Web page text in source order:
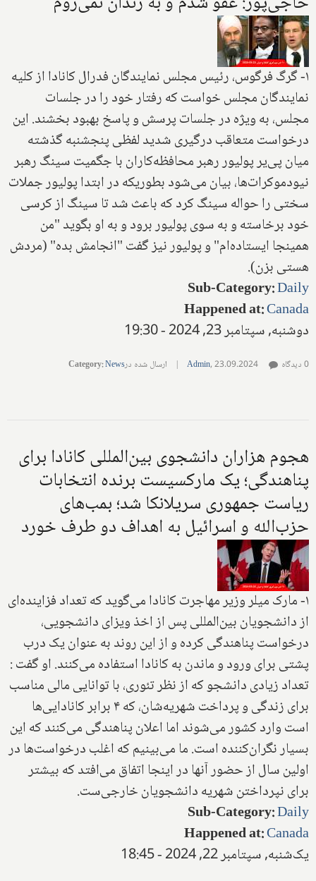
۱- گرگ فرگوس، رئیس مجلس نمایندگان فدرال کانادا از کلیه
نمایندگان مجلس خواست که رفتار خود را در جلسات
مجلس، به ویژه در جلسات پرسش و پاسخ بهبود بخشند. این
درخواست متعاقب درگیری شدید لفظی پنجشنبه گذشته
میان پی‌یر پولیور رهبر محافظه‌کاران با جگمیت سینگ رهبر
نیودموکرات‌ها، بیان می‌شود بطوریکه در ابتدا پولیور جملات
سختی را حواله سینگ کرد که باعث شد تا سینگ از کرسی
خود برخاسته و به سوی پولیور برود و به او بگوید "من
همینجا ایستاده‌ام" و پولیور نیز گفت "انجامش بده" (مردش
هستی بزن).
Sub-Category:Daily
Happened at:Canada
دوشنبه, سپتامبر 23, 2024 - 19:30
Admin,23.09.2024
| ارسال شده در Category:News 0 دیدگاه
هجوم هزاران دانشجوی بین‌المللی کانادا برای
پناهندگی؛ یک مارکسیست برنده انتخابات
ریاست جمهوری سریلانکا شد؛ بمب‌های
حزب‌الله و اسرائیل به اهداف دو طرف خورد
۱- مارک میلر وزیر مهاجرت کانادا می‌گوید که تعداد فزاینده‌ای
از دانشجویان بین‌المللی پس از اخذ ویزای دانشجویی،
درخواست پناهندگی کرده و از این روند به عنوان یک درب
پشتی برای ورود و ماندن به کانادا استفاده می‌کنند. او گفت :
تعداد زیادی دانشجو که از نظر تئوری، با توانایی مالی مناسب
برای زندگی و پرداخت شهریه‌شان، که ۴ برابر کانادایی‌ها
است وارد کشور می‌شوند اما اعلان پناهندگی می‌کنند که این
بسیار نگران‌کننده است. ما می‌بینیم که اغلب درخواست‌ها در
اولین سال از حضور آنها در اینجا اتفاق می‌افتد که بیشتر
برای نپرداختن شهریه دانشجویان خارجی‌ست.
Sub-Category:Daily
Happened at:Canada
یک‌شنبه, سپتامبر 22, 2024 - 18:45